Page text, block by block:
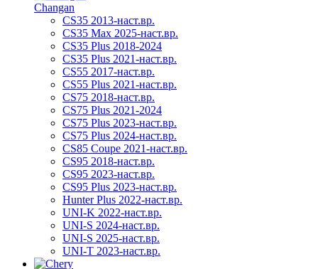
Changan
CS35 2013-наст.вр.
CS35 Max 2025-наст.вр.
CS35 Plus 2018-2024
CS35 Plus 2021-наст.вр.
CS55 2017-наст.вр.
CS55 Plus 2021-наст.вр.
CS75 2018-наст.вр.
CS75 Plus 2021-2024
CS75 Plus 2023-наст.вр.
CS75 Plus 2024-наст.вр.
CS85 Coupe 2021-наст.вр.
CS95 2018-наст.вр.
CS95 2023-наст.вр.
CS95 Plus 2023-наст.вр.
Hunter Plus 2022-наст.вр.
UNI-K 2022-наст.вр.
UNI-S 2024-наст.вр.
UNI-S 2025-наст.вр.
UNI-T 2023-наст.вр.